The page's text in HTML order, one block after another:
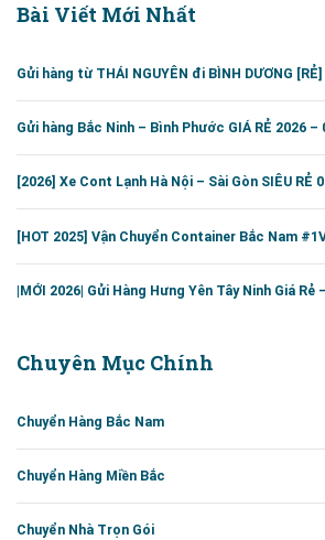
Bài Viết Mới Nhất
Gửi hàng từ THÁI NGUYÊN đi BÌNH DƯƠNG
Gửi hàng Bắc Ninh – Bình Phước GIÁ RẺ 2026 –
[2026] Xe Cont Lạnh Hà Nội – Sài Gòn SIÊU RẺ
[HOT 2025] Vận Chuyển Container Bắc Nam
|MỚI 2026| Gửi Hàng Hưng Yên Tây Ninh Giá Rẻ
Chuyên Mục Chính
Chuyển Hàng Bắc Nam
Chuyển Hàng Miền Bắc
Chuyển Nhà Trọn Gói